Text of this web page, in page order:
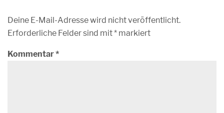
Deine E-Mail-Adresse wird nicht veröffentlicht.
Erforderliche Felder sind mit* markiert
Kommentar*